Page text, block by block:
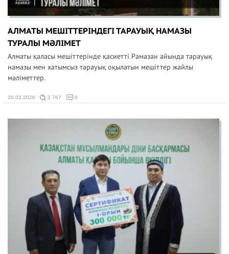
АЛМАТЫ МЕШІТТЕРІНДЕГІ ТАРАУЫҚ НАМАЗЫ
ТУРАЛЫ МӘЛІМЕТ
Алматы қаласы мешіттерінде қасиетті Рамазан айында тарауық
намазы мен хатымсыз тарауық оқылатын мешіттер жайлы
мәліметтер.
20.02.2026 2 767 0